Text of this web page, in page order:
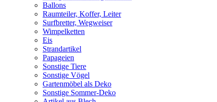
Ballons
Raumteiler, Koffer, Leiter
Surfbretter, Wegweiser
Wimpelketten
Eis
Strandartikel
Papageien
Sonstige Tiere
Sonstige Vögel
Gartenmöbel als Deko
Sonstige Sommer-Deko